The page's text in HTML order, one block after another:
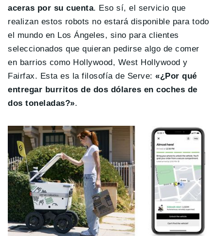
aceras por su cuenta. Eso sí, el servicio que
realizan estos robots no estará disponible para todo
el mundo en Los Ángeles, sino para clientes
seleccionados que quieran pedirse algo de comer
en barrios como Hollywood, West Hollywood y
Fairfax. Esta es la filosofía de Serve:«¿Por qué
entregar burritos de dos dólares en coches de
dos toneladas?».